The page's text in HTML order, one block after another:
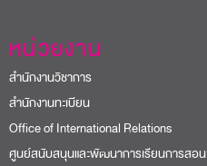
หน่วยงาน
สำนักงานวิชาการ
สำนักงานทะเบียน
Office of International Relations
ศูนย์สนับสนุนและพัฒนาการเรียนการสอน